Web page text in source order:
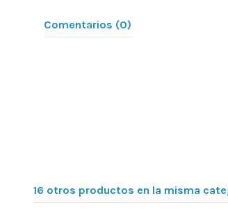
Comentarios (0)
16 otros productos en la misma